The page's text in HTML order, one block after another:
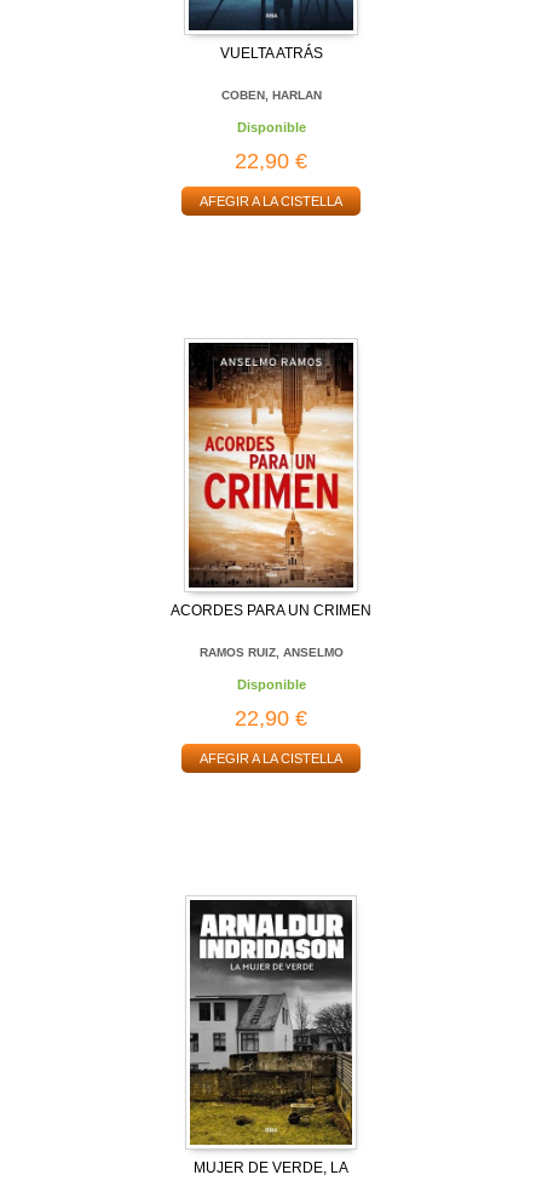
VUELTA ATRÁS
COBEN, HARLAN
Disponible
22,90 €
AFEGIR A LA CISTELLA
ACORDES PARA UN CRIMEN
RAMOS RUIZ, ANSELMO
Disponible
22,90 €
AFEGIR A LA CISTELLA
MUJER DE VERDE, LA